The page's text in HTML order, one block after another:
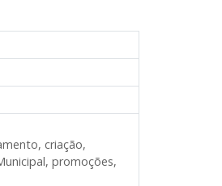
criação,
promoções,